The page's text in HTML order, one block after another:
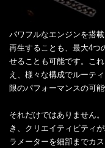
パワフルなエンジンを搭
再生することも、最大4つ
せることも可能です。こ
え、様々な構成でルーテ
限のパフォーマンスの可
それだけではありません
き、クリエイティビティ
ラメーターを細部までカ